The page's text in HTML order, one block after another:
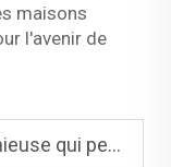
maisons
l'avenir de
une journée - MAISON PRÉFABRIQUÉE